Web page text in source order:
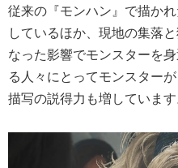
従来の『モンハン』で描か
しているほか、現地の集落
なった影響でモンスターを
る人々にとってモンスター
描写の説得力も増しています